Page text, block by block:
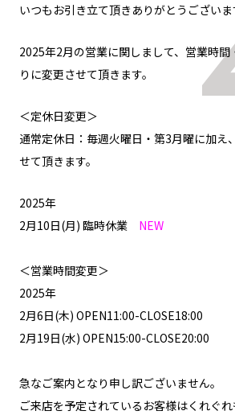
いつもお引き立て頂きありがとうございま
2025年2月の営業に関しまして、営業時間
りに変更させて頂きます。
＜定休日変更＞
通常定休日：毎週火曜日・第3月曜に加え
せて頂きます。
2025年
2月10日(月) 臨時休業 NEW
＜営業時間変更＞
2025年
2月6日(木) OPEN11:00-CLOSE18:00
2月19日(水) OPEN15:00-CLOSE20:00
急なご案内となり申し訳ございません。
ご来店を予定されているお客様はくれぐれ